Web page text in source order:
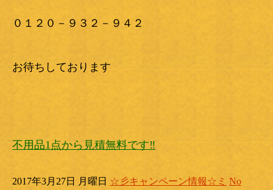
０１２０－９３２－９４２
お待ちしております
不用品1点から見積無料です‼
2017年3月27日 月曜日 ☆彡キャンペーン情報☆ミ No